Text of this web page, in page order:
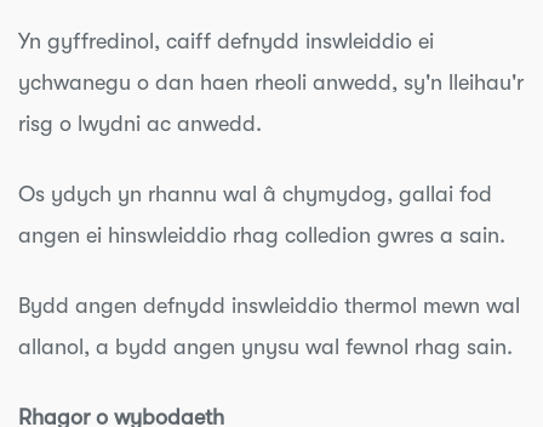
Yn gyffredinol, caiff defnydd inswleiddio ei
ychwanegu o dan haen rheoli anwedd, sy'n lleihau'r
risg o lwydni ac anwedd.
Os ydych yn rhannu wal â chymydog, gallai fod
angen ei hinswleiddio rhag colledion gwres a sain.
Bydd angen defnydd inswleiddio thermol mewn wal
allanol, a bydd angen ynysu wal fewnol rhag sain.
Rhagor o wybodaeth